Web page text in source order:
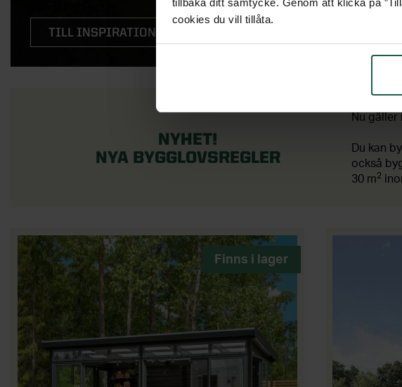
tillbaka ditt samtycke. Genom att klicka på
cookies du vill tillåta.
TILL INSPIRATION, TIPS OCH RÅD
NYHET!
NYA BYGGLOVSREGLER
Nu
Du kan
också
30 m2
Finns i lager